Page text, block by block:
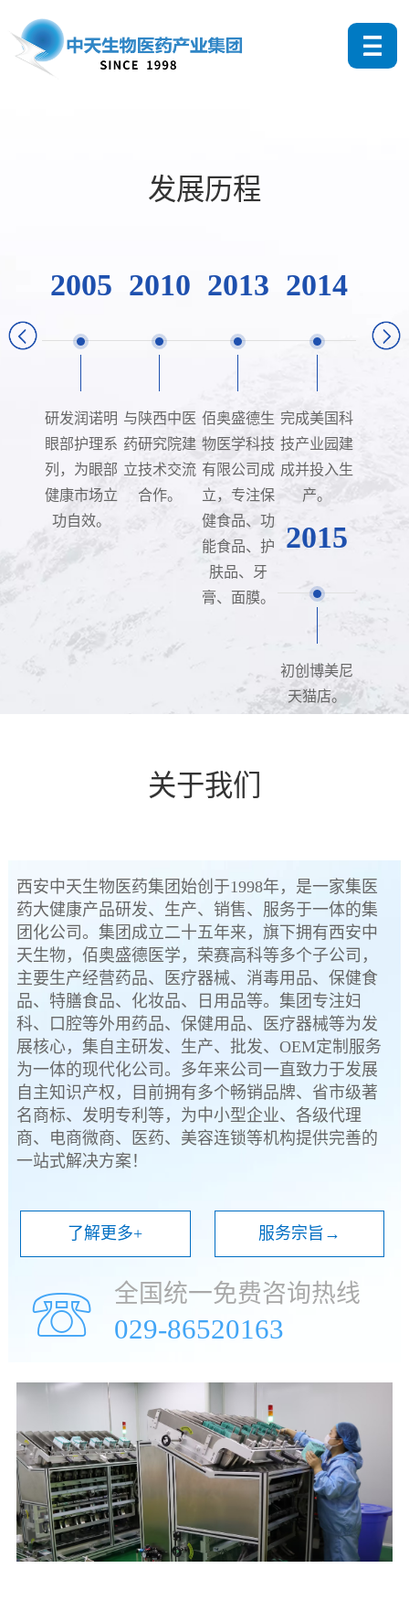
发展历程
2005
研发润诺明
眼部护理系
列，为眼部
健康市场立
功自效。
2010
与陕西中医
药研究院建
立技术交流
合作。
2013
佰奥盛德生
物医学科技
有限公司成
立，专注保
健食品、功
能食品、护
肤品、牙
膏、面膜。
2014
完成美国科
技产业园建
成并投入生
产。
2015
初创博美尼
天猫店。
关于我们
西安中天生物医药集团始创于1998年，是一家集医
药大健康产品研发、生产、销售、服务于一体的集
团化公司。集团成立二十五年来，旗下拥有西安中
天生物，佰奥盛德医学，荣赛高科等多个子公司，
主要生产经营药品、医疗器械、消毒用品、保健食
品、特膳食品、化妆品、日用品等。集团专注妇
科、口腔等外用药品、保健用品、医疗器械等为发
展核心，集自主研发、生产、批发、OEM定制服务
为一体的现代化公司。多年来公司一直致力于发展
自主知识产权，目前拥有多个畅销品牌、省市级著
名商标、发明专利等，为中小型企业、各级代理
商、电商微商、医药、美容连锁等机构提供完善的
一站式解决方案！
了解更多+ 服务宗旨→
☏ 全国统一免费咨询热线
029-86520163